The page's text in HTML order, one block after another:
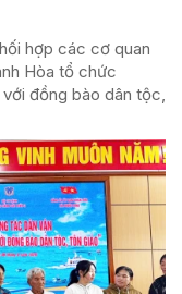
hợp các cơ quan
Hòa tổ chức
đồng bào dân tộc,